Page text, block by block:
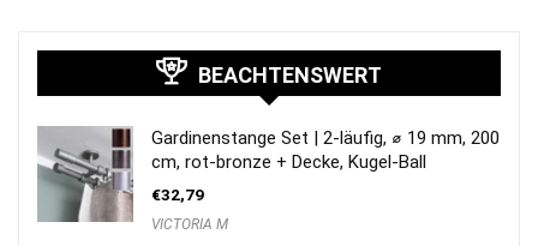
BEACHTENSWERT
Gardinenstange Set | 2-läufig, ⌀ 19 mm, 200
cm, rot-bronze + Decke, Kugel-Ball
€32,79
VICTORIA M